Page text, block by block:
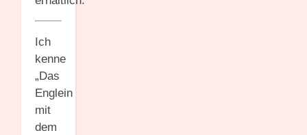
Ich
kenne
„Das
Englein
mit
dem